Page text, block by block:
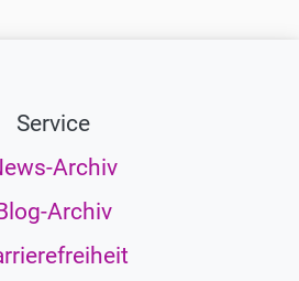
Service
Archiv
Archiv